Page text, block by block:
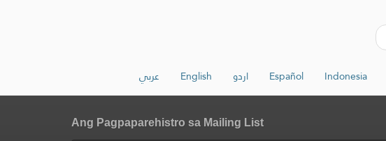
عربي English اردو Español Indonesia
Ang Pagpaparehistro sa Mailing List